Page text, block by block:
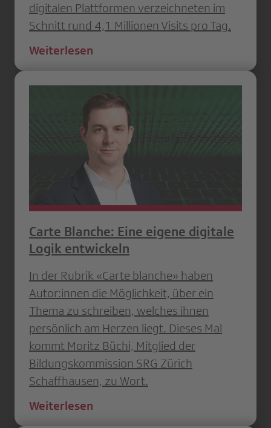
digitalen Plattformen verzeichneten im
Schnitt rund 4,1 Millionen Visits pro Tag.
Weiterlesen
Carte Blanche: Eine eigene digitale
Logik entwickeln
In der Rubrik «Carte blanche» haben
Autor:innen die Möglichkeit, über ein
Thema zu schreiben, welches ihnen
persönlich am Herzen liegt. Dieses Mal
kommt Moritz Büchi, Mitglied der
Bildungskommission SRG Zürich
Schaffhausen, zu Wort.
Weiterlesen